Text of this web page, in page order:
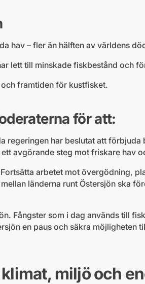
hav – fler än hälften av världens
lett till minskade fiskbestånd och
framtiden för kustfisket.
för att:
regeringen har beslutat att förbjuda
avgörande steg mot friskare hav
arbetet mot övergödning,
länderna runt Östersjön ska
Fångster som i dag används till
en paus och säkra möjligheten
miljö och